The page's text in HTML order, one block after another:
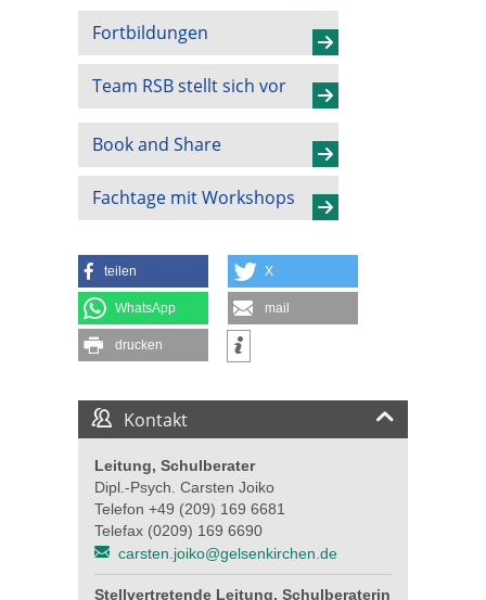
Fortbildungen
Team RSB stellt sich vor
Book and Share
Fachtage mit Workshops
teilen X
WhatsApp mail
drucken
Kontakt
Leitung, Schulberater
Dipl.-Psych. Carsten Joiko
Telefon +49 (209) 169 6681
Telefax (0209) 169 6690
carsten.joiko@gelsenkirchen.de
Stellvertretende Leitung, Schulberaterin